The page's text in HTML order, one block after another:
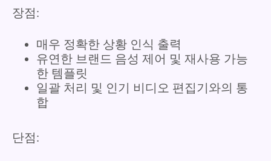
장점:
매우 정확한 상황 인식 출력
유연한 브랜드 음성 제어 및 재사용 가능
한 템플릿
일괄 처리 및 인기 비디오 편집기와의 통
합
단점: